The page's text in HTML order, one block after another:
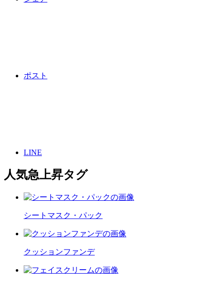
ポスト
LINE
人気急上昇タグ
シートマスク・パック
クッションファンデ